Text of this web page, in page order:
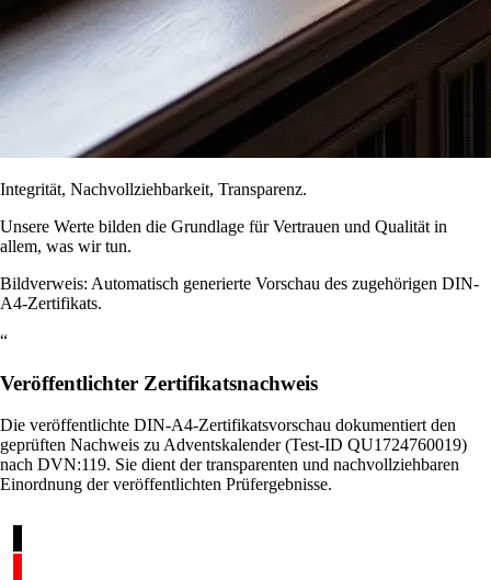
Integrität, Nachvollziehbarkeit, Transparenz.
Unsere Werte bilden die Grundlage für Vertrauen und Qualität in
allem, was wir tun.
Bildverweis: Automatisch generierte Vorschau des zugehörigen DIN-
A4-Zertifikats.
“
Veröffentlichter Zertifikatsnachweis
Die veröffentlichte DIN-A4-Zertifikatsvorschau dokumentiert den
geprüften Nachweis zu Adventskalender (Test-ID QU1724760019)
nach DVN:119. Sie dient der transparenten und nachvollziehbaren
Einordnung der veröffentlichten Prüfergebnisse.